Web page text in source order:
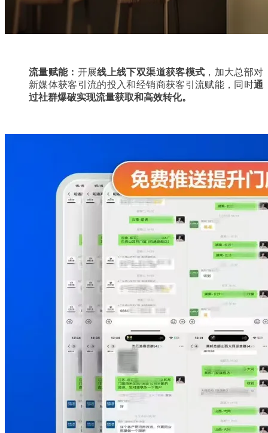
流量赋能： 开展线上线下双渠道获客模式 ，加大总部对
新媒体获客引流的投入和经销商获客引流赋能，同时通
过社群爆破实现流量获取和高效转化。